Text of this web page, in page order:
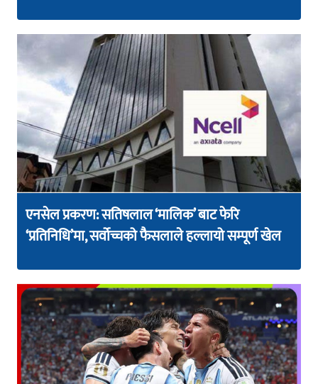
एनसेल प्रकरण: सतिषलाल ‘मालिक’ बाट फेरि
‘प्रतिनिधि’मा, सर्वोच्चको फैसलाले हल्लायो सम्पूर्ण खेल